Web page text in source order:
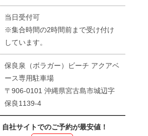
当日受付可
※集合時間の2時間前まで受け付け
しています。
保良泉（ボラガー）ビーチ アクアベ
ース専用駐車場
〒906-0101 沖縄県宮古島市城辺字
保良1139-4
自社サイトでのご予約が最安値！